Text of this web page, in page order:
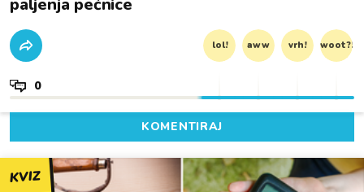
lol! aww vrh! woot?!
0
KOMENTIRAJ
KVIZ